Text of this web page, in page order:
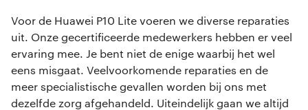
Voor de Huawei P10 Lite voeren we diverse reparaties
uit. Onze gecertificeerde medewerkers hebben er veel
ervaring mee. Je bent niet de enige waarbij het wel
eens misgaat. Veelvoorkomende reparaties en de
meer specialistische gevallen worden bij ons met
dezelfde zorg afgehandeld. Uiteindelijk gaan we altijd